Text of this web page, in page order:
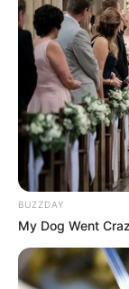
BUZZDAY
My Dog Went